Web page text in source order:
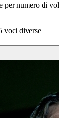
per numero di
voci diverse